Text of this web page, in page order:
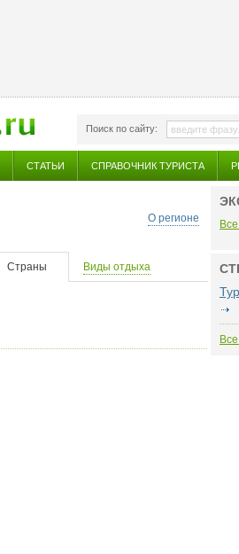
Поиск по сайту:
СТАТЬИ СПРАВОЧНИК ТУРИСТА
О регионе
Страны Виды отдыха